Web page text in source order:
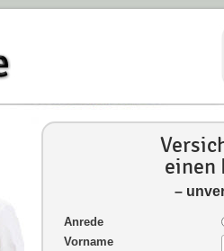
einen
–
Anrede
Vorname